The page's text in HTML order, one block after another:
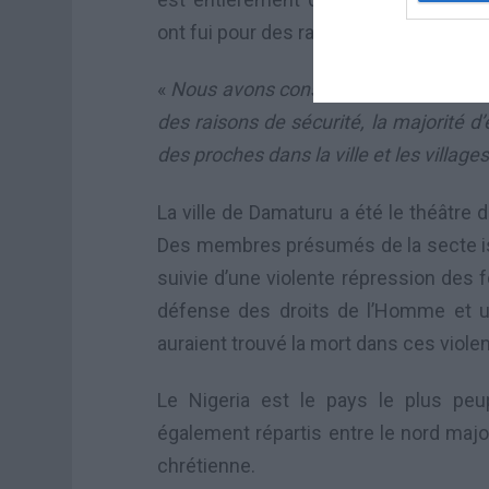
ont fui pour des raisons de sécurité »,
« Nous avons conseillé aux déplacés
des raisons de sécurité, la majorité
des proches dans la ville et les
La ville de Damaturu a été le théâtre
Des membres présumés de la secte
suivie d’une violente répression des
défense des droits de l’Homme et
auraient trouvé la mort dans ces
Le Nigeria est le pays le plus
également répartis entre le nord
chrétienne.